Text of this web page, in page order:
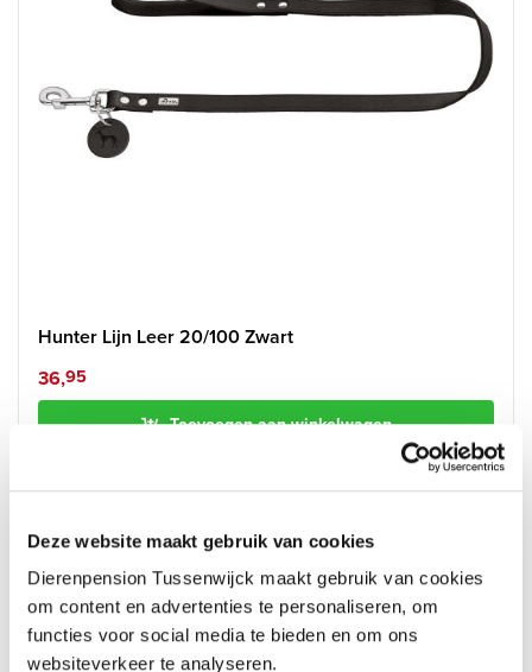
Deze website maakt gebruik van cookies
Dierenpension Tussenwijck maakt gebruik van cookies
om content en advertenties te personaliseren, om
functies voor social media te bieden en om ons
websiteverkeer te analyseren.
Hunter Lijn Leer 20/100 Zwart
36,95
Toevoegen aan winkelwagen